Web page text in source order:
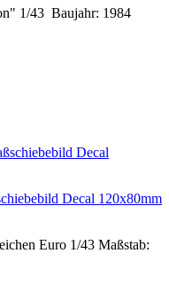
1/43 Baujahr: 1984
Decal 120x80mm
Euro 1/43 Maßstab: